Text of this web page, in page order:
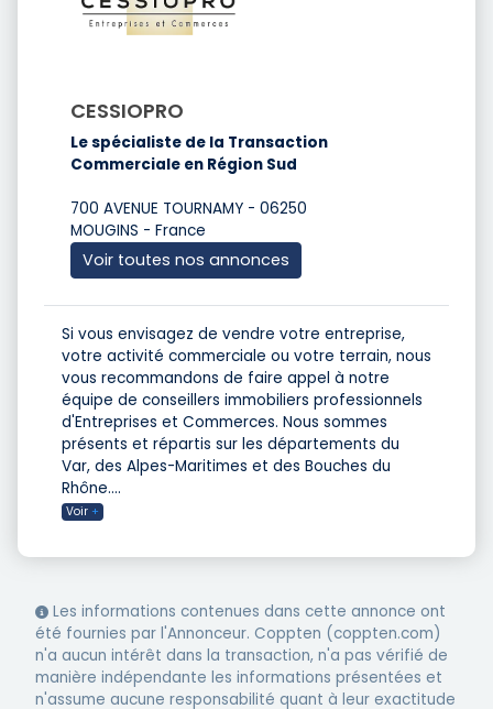
CESSIOPRO
Le spécialiste de la Transaction
Commerciale en Région Sud
700 AVENUE TOURNAMY - 06250
MOUGINS - France
Voir toutes nos annonces
Si vous envisagez de vendre votre entreprise,
votre activité commerciale ou votre terrain, nous
vous recommandons de faire appel à notre
équipe de conseillers immobiliers professionnels
d'Entreprises et Commerces. Nous sommes
présents et répartis sur les départements du
Var, des Alpes-Maritimes et des Bouches du
Rhône....
Voir +
Les informations contenues dans cette annonce ont
été fournies par l'Annonceur. Coppten (coppten.com)
n'a aucun intérêt dans la transaction, n'a pas vérifié de
manière indépendante les informations présentées et
n'assume aucune responsabilité quant à leur exactitude